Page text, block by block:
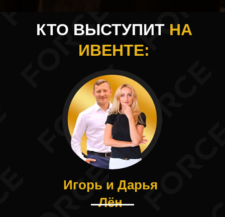
Игорь и Дарья
Лён
КТО ВЫСТУПИТ НА
ИВЕНТЕ: